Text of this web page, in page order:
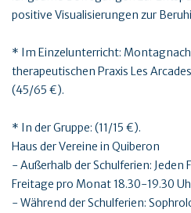
positive Visualisierungen zur
* Im Einzelunterricht:
therapeutischen Praxis Les
(45/65 €).
* In der Gruppe: (11/15 €).
Haus der Vereine in Quiberon
- Außerhalb der Schulferien: Jeden
Freitage pro Monat 18.30-19.30
- Während der Schulferien: